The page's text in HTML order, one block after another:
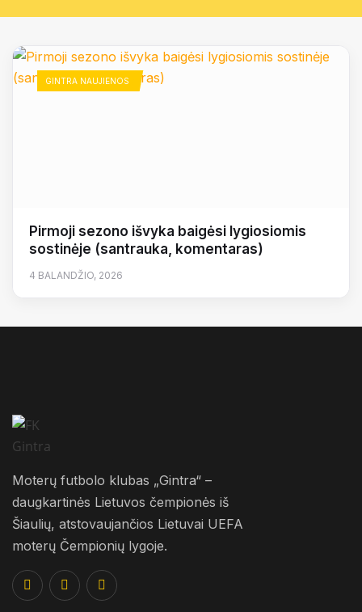
GINTRA NAUJIENOS
Pirmoji sezono išvyka baigėsi lygiosiomis
sostinėje (santrauka, komentaras)
4 BALANDŽIO, 2026
Moterų futbolo klubas „Gintra“ –
daugkartinės Lietuvos čempionės iš
Šiaulių, atstovaujančios Lietuvai UEFA
moterų Čempionių lygoje.